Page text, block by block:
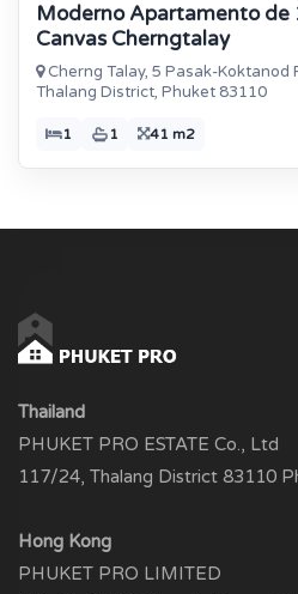
Moderno Apartamento de
Canvas Cherngtalay
Cherng Talay, 5 Pasak-Koktanod
Thalang District, Phuket 83110
1 1 41 m2
Thailand
PHUKET PRO ESTATE Co., Ltd
117/24, Thalang District 83110
Hong Kong
PHUKET PRO LIMITED